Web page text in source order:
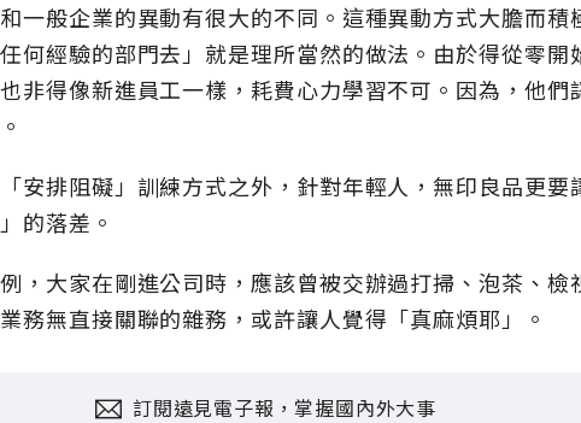
一般企業的異動有很大的不同。這種異動方式大膽而積
何經驗的部門去」就是理所當然的做法。由於得從零開
非得像新進員工一樣，耗費心力學習不可。因為，他們
安排阻礙」訓練方式之外，針對年輕人，無印良品更要
的落差。
，大家在剛進公司時，應該曾被交辦過打掃、泡茶、檢
務無直接關聯的雜務，或許讓人覺得「真麻煩耶」。
訂閱遠見電子報，掌握國內外大事